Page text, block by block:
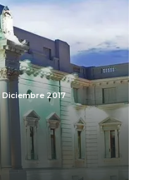
Diciembre 2017